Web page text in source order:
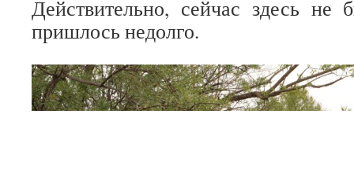
Действительно, сейчас здесь не
пришлось недолго.